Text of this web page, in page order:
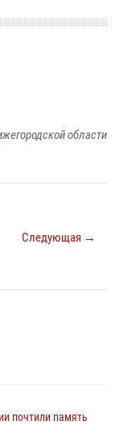
области
Следующая →
почтили память